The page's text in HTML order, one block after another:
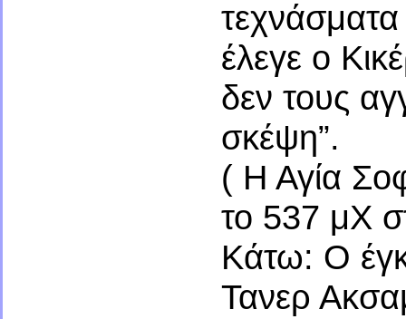
τεχνάσματα
έλεγε ο
δεν τους
σκέψη”.
( Η Αγία
το 537 μΧ
Κάτω: Ο
Τανερ